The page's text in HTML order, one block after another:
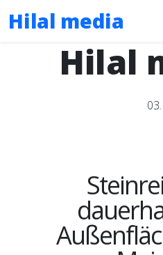
Hilal media
Hilal